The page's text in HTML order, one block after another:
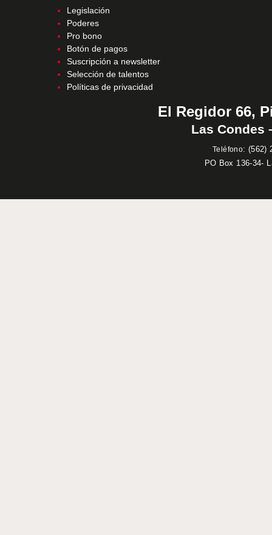
Legislación
Poderes
Pro bono
Botón de pagos
Suscripción a newsletter
Selección de talentos
Políticas de privacidad
El Regidor 66,
Las Condes
Teléfono: (562)
PO Box 136-34-